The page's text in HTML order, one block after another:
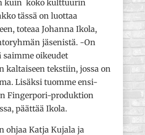
kuin koko kulttuurin
tässä on luottaa
toteaa Johanna Ikola,
jäsenistä. -On
saimme oikeudet
kaltaiseen tekstiin, jossa on
Lisäksi tuomme ensi-
Fingerpori-produktion
päättää Ikola.
ohjaa Katja Kujala ja